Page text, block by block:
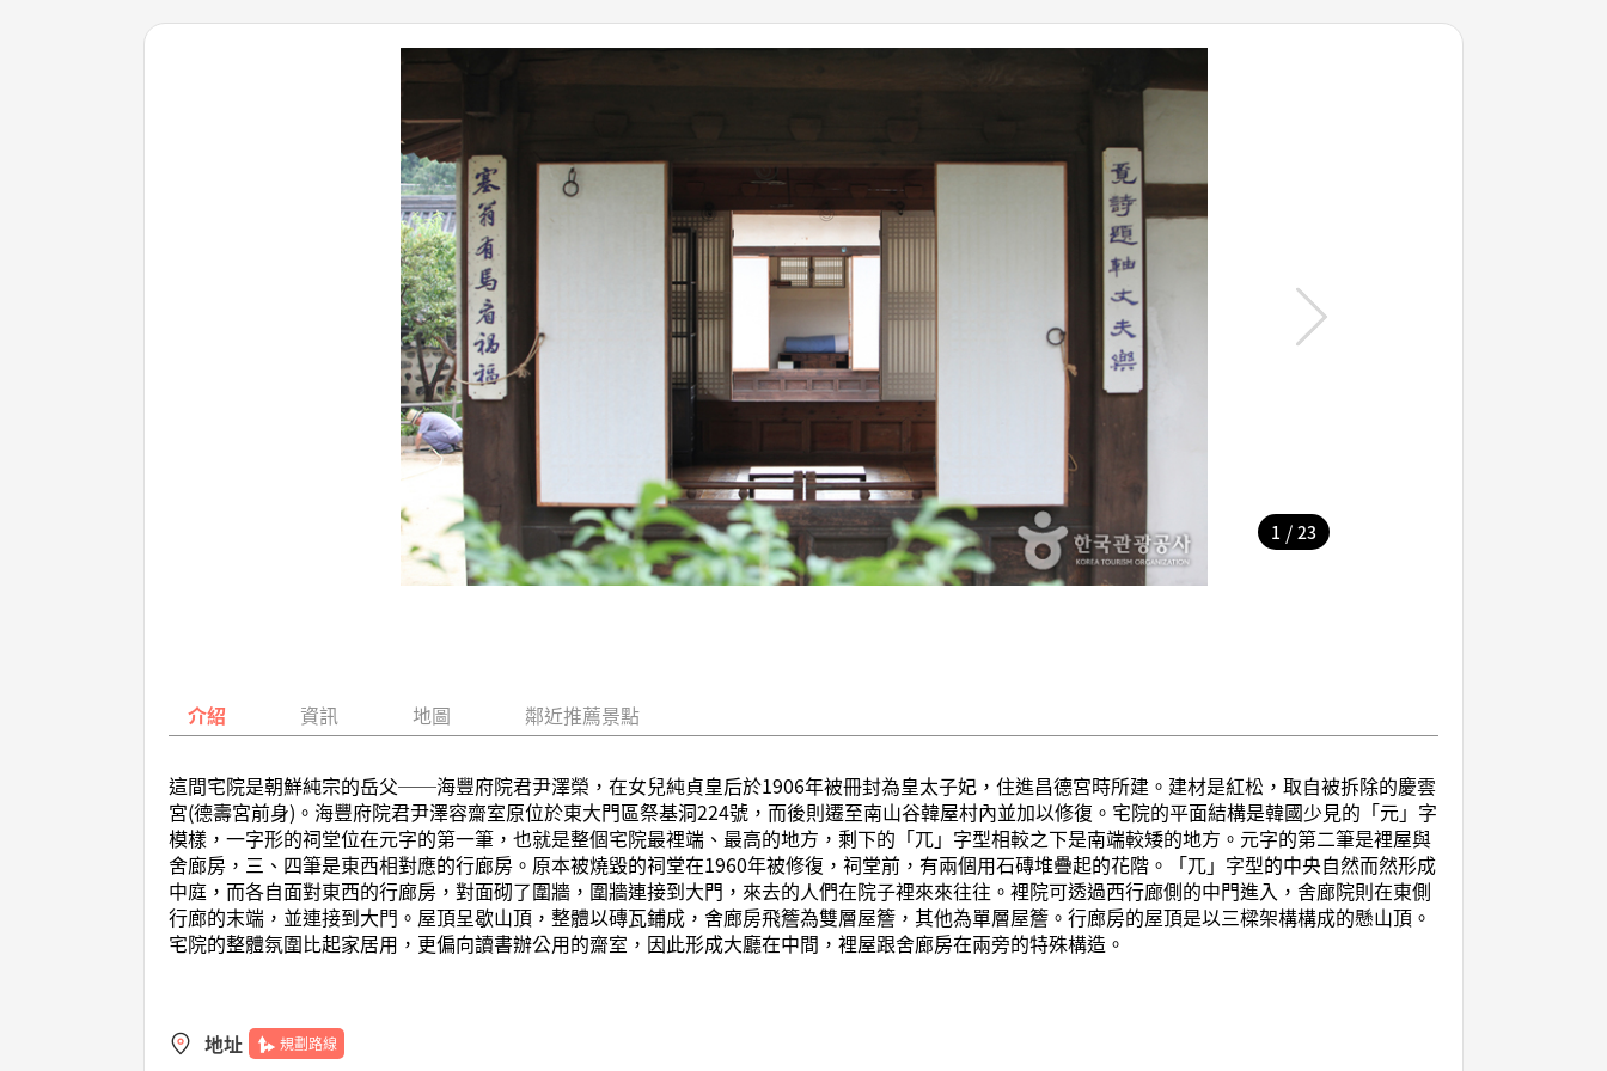
1 / 23
介紹 資訊 地圖 鄰近推薦景點
這間宅院是朝鮮純宗的岳父──海豐府院君尹澤榮，在女兒純貞皇后於1906年被冊封為皇太子妃，住進昌德宮時所建。建材是紅松，取自被拆除的慶雲
宮(德壽宮前身)。海豐府院君尹澤容齋室原位於東大門區祭基洞224號，而後則遷至南山谷韓屋村內並加以修復。宅院的平面結構是韓國少見的「元」字
模樣，一字形的祠堂位在元字的第一筆，也就是整個宅院最裡端、最高的地方，剩下的「兀」字型相較之下是南端較矮的地方。元字的第二筆是裡屋與
舍廊房，三、四筆是東西相對應的行廊房。原本被燒毀的祠堂在1960年被修復，祠堂前，有兩個用石磚堆疊起的花階。「兀」字型的中央自然而然形成
中庭，而各自面對東西的行廊房，對面砌了圍牆，圍牆連接到大門，來去的人們在院子裡來來往往。裡院可透過西行廊側的中門進入，舍廊院則在東側
行廊的末端，並連接到大門。屋頂呈歇山頂，整體以磚瓦鋪成，舍廊房飛簷為雙層屋簷，其他為單層屋簷。行廊房的屋頂是以三樑架構構成的懸山頂。
宅院的整體氛圍比起家居用，更偏向讀書辦公用的齋室，因此形成大廳在中間，裡屋跟舍廊房在兩旁的特殊構造。
地址 規劃路線